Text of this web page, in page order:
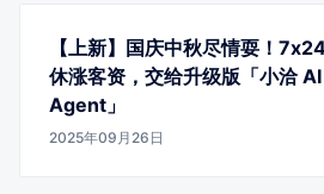
【上新】国庆中秋尽情耍！
休涨客资，交给升级版「小洽 AI
Agent」
2025年09月26日